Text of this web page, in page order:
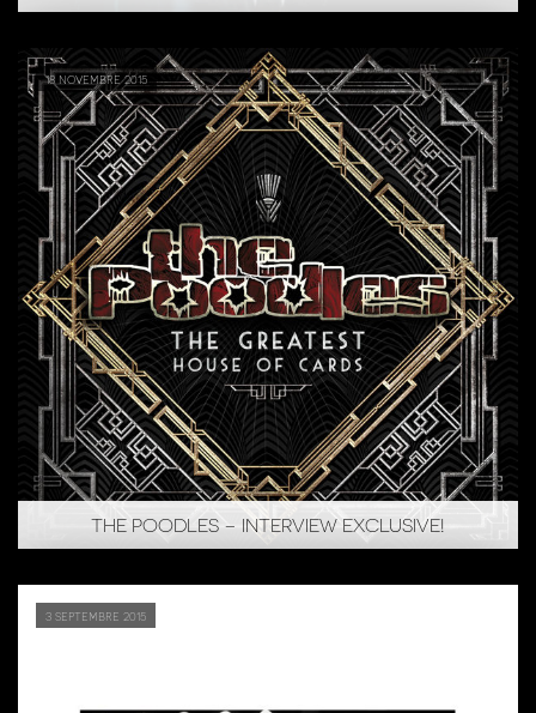
18 novembre 2015
THE POODLES – INTERVIEW EXCLUSIVE!
3 septembre 2015